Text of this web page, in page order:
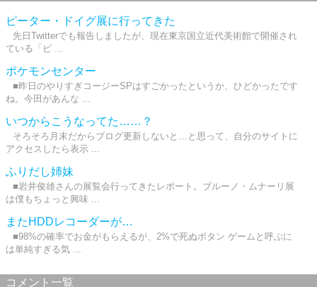
ピーター・ドイグ展に行ってきた
先日Twitterでも報告しましたが、現在東京国立近代美術館で開催され
ている「ピ ...
ポケモンセンター
■昨日のやりすぎコージーSPはすごかったというか、ひどかったです
ね。今田があんな ...
いつからこうなってた……？
そろそろ月末だからブログ更新しないと…と思って、自分のサイトに
アクセスしたら表示 ...
ふりだし姉妹
■岩井俊雄さんの展覧会行ってきたレポート。ブルーノ・ムナーリ展
は僕もちょっと興味 ...
またHDDレコーダーが…
■98%の確率でお金がもらえるが、2%で死ぬボタン ゲームと呼ぶに
は単純すぎる気 ...
コメント一覧